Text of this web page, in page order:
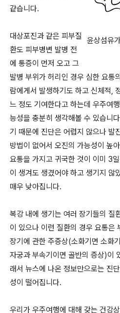
윤상섬유
같습니다.
대상포진과 같은 피부질
환도 피부병변 발병 전
에 통증이 먼저 오고 그
발병 부위가 허리인 경우 심한 요통
람에게서 발생하기도 하고 신체적,
느 정도 기여한다고 하는데 우주여
능성을 충분히 생각해볼 수 있습니
기 때문에 진단은 어렵지 않으나 발
방법이 없어서 오진의 가능성이 높
요통을 가지고 귀국한 것이 이미 3
이 생겨도 생겼어야 하고 생기지 않
매우 낮아집니다.
복강 내에 생기는 여러 장기들의 질
이 있으나 이런 질환의 경우 요통은
장기에 관한 주증상(소화기면 소화
자궁과 부속기이면 골반의 증상)이
래서 뉴스에 나온 정보만으로는 진
성이 떨어집니다.
우리가 우주여행에 대해 갖는 건강